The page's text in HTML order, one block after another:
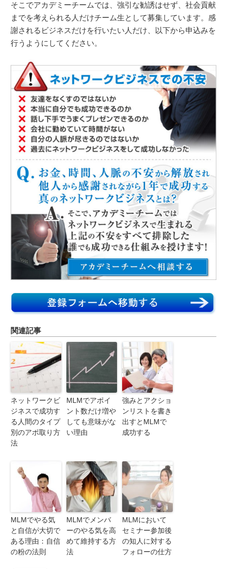
そこでアカデミーチームでは、強引な勧誘はせず、社会貢献
までを考えられる人だけチーム生として募集しています。感
謝されるビジネスだけを行いたい人だけ、以下から申込みを
行うようにしてください。
関連記事
ネットワークビ
ジネスで成功す
る人間のタイプ
別のアポ取り方
法
MLMでアポイ
ント数だけ増や
しても意味がな
い理由
強みとアクショ
ンリストを書き
出すとMLMで
成功する
MLMでやる気
と自信が大切で
ある理由：自信
の粉の法則
MLMでメンバ
ーのやる気を高
めて維持する方
法
MLMにおいて
セミナー参加後
の知人に対する
フォローの仕方